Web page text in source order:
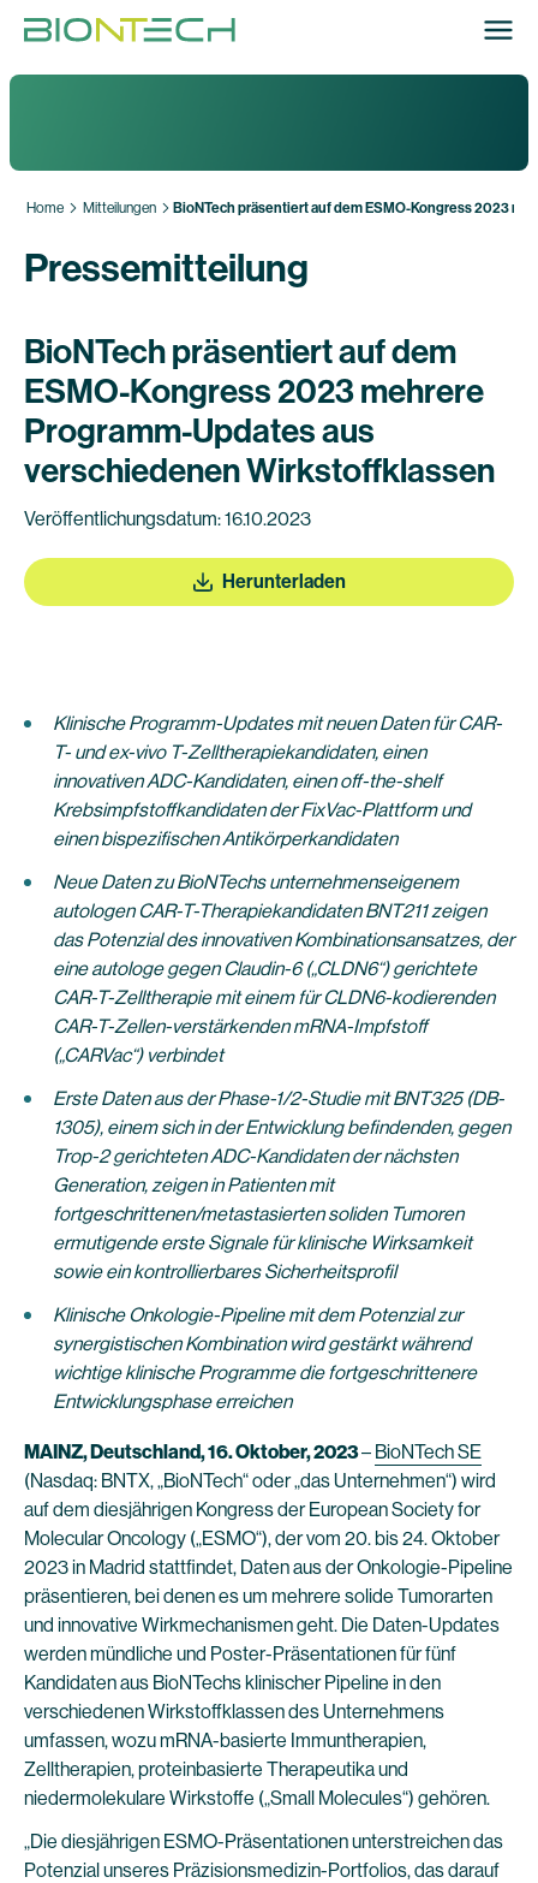
Home Mitteilungen BioNTech präsentiert auf dem ESMO-Kongress 2023
Pressemitteilung
BioNTech präsentiert auf dem
ESMO-Kongress 2023 mehrere
Programm-Updates aus
verschiedenen Wirkstoffklassen
Veröffentlichungsdatum: 16.10.2023
Herunterladen
Klinische Programm-Updates mit neuen Daten für CAR-
T- und ex-vivo T-Zelltherapiekandidaten, einen
innovativen ADC-Kandidaten, einen off-the-shelf
Krebsimpfstoffkandidaten der FixVac-Plattform und
einen bispezifischen Antikörperkandidaten
Neue Daten zu BioNTechs unternehmenseigenem
autologen CAR-T-Therapiekandidaten BNT211 zeigen
das Potenzial des innovativen Kombinationsansatzes, der
eine autologe gegen Claudin-6 („CLDN6“) gerichtete
CAR-T-Zelltherapie mit einem für CLDN6-kodierenden
CAR-T-Zellen-verstärkenden mRNA-Impfstoff
(„CARVac“) verbindet
Erste Daten aus der Phase-1/2-Studie mit BNT325 (DB-
1305), einem sich in der Entwicklung befindenden, gegen
Trop-2 gerichteten ADC-Kandidaten der nächsten
Generation, zeigen in Patienten mit
fortgeschrittenen/metastasierten soliden Tumoren
ermutigende erste Signale für klinische Wirksamkeit
sowie ein kontrollierbares Sicherheitsprofil
Klinische Onkologie-Pipeline mit dem Potenzial zur
synergistischen Kombination wird gestärkt während
wichtige klinische Programme die fortgeschrittenere
Entwicklungsphase erreichen
MAINZ, Deutschland, 16. Oktober, 2023– BioNTech SE
(Nasdaq: BNTX, „BioNTech“ oder „das Unternehmen“) wird
auf dem diesjährigen Kongress der European Society for
Molecular Oncology („ESMO“), der vom 20. bis 24. Oktober
2023 in Madrid stattfindet, Daten aus der Onkologie-Pipeline
präsentieren, bei denen es um mehrere solide Tumorarten
und innovative Wirkmechanismen geht. Die Daten-Updates
werden mündliche und Poster-Präsentationen für fünf
Kandidaten aus BioNTechs klinischer Pipeline in den
verschiedenen Wirkstoffklassen des Unternehmens
umfassen, wozu mRNA-basierte Immuntherapien,
Zelltherapien, proteinbasierte Therapeutika und
niedermolekulare Wirkstoffe („Small Molecules“) gehören.
„Die diesjährigen ESMO-Präsentationen unterstreichen das
Potenzial unseres Präzisionsmedizin-Portfolios, das darauf